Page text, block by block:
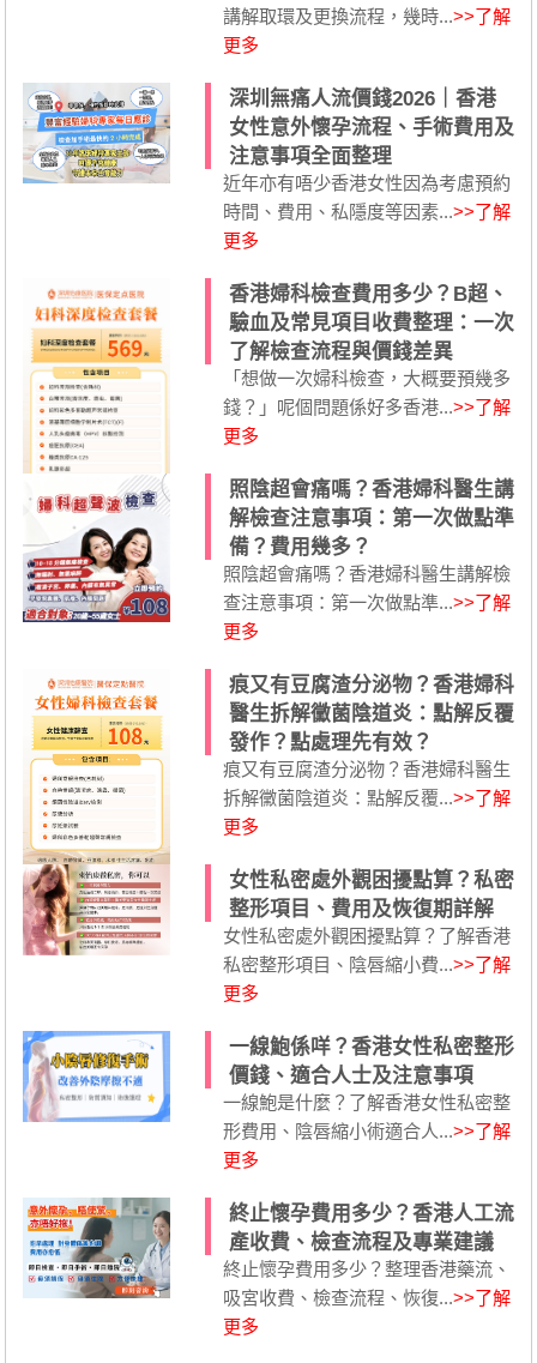
講解取環及更換流程，幾時...>>了解
更多
深圳無痛人流價錢2026｜香港
女性意外懷孕流程、手術費用及
注意事項全面整理
近年亦有唔少香港女性因為考慮預約
時間、費用、私隱度等因素...>>了解
更多
香港婦科檢查費用多少？B超、
驗血及常見項目收費整理：一次
了解檢查流程與價錢差異
「想做一次婦科檢查，大概要預幾多
錢？」呢個問題係好多香港...>>了解
更多
照陰超會痛嗎？香港婦科醫生講
解檢查注意事項：第一次做點準
備？費用幾多？
照陰超會痛嗎？香港婦科醫生講解檢
查注意事項：第一次做點準...>>了解
更多
痕又有豆腐渣分泌物？香港婦科
醫生拆解黴菌陰道炎：點解反覆
發作？點處理先有效？
痕又有豆腐渣分泌物？香港婦科醫生
拆解黴菌陰道炎：點解反覆...>>了解
更多
女性私密處外觀困擾點算？私密
整形項目、費用及恢復期詳解
女性私密處外觀困擾點算？了解香港
私密整形項目、陰唇縮小費...>>了解
更多
一線鮑係咩？香港女性私密整形
價錢、適合人士及注意事項
一線鮑是什麼？了解香港女性私密整
形費用、陰唇縮小術適合人...>>了解
更多
終止懷孕費用多少？香港人工流
產收費、檢查流程及專業建議
終止懷孕費用多少？整理香港藥流、
吸宮收費、檢查流程、恢復...>>了解
更多